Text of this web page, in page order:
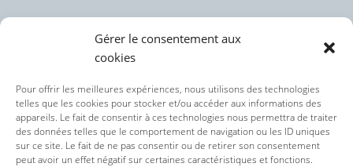
Gérer le consentement aux
cookies
Pour offrir les meilleures expériences, nous utilisons des technologies
telles que les cookies pour stocker et/ou accéder aux informations des
appareils. Le fait de consentir à ces technologies nous permettra de traiter
des données telles que le comportement de navigation ou les ID uniques
sur ce site. Le fait de ne pas consentir ou de retirer son consentement
peut avoir un effet négatif sur certaines caractéristiques et fonctions.
Politique des cookies (UE)
Politique de confidentialité